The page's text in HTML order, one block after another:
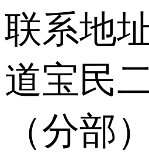
联系地
道宝民
（分部